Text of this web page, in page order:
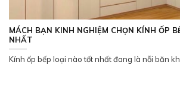
MÁCH BẠN KINH NGHIỆM CHỌN KÍNH ỐP
NHẤT
Kính ốp bếp loại nào tốt nhất đang là nỗi băn